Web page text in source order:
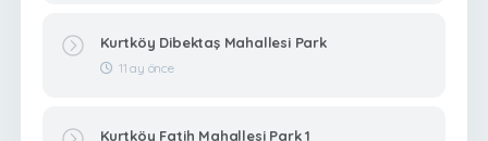
Kurtköy Dibektaş Mahallesi Park
11 ay önce
Kurtköy Fatih Mahallesi Park 1